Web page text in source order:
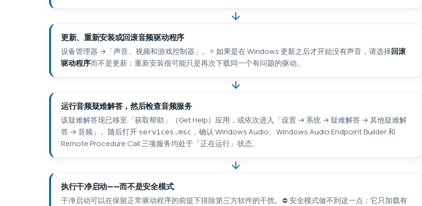
更新、重新安装或回滚音频驱动程序
设备管理器 →「声音、视频和游戏控制器」。⭐ 如果是在 Windows 更新之后才开始没有声音，请选择回滚
驱动程序而不是更新：重新安装很可能只是再次下载同一个有问题的驱动。
运行音频疑难解答，然后检查音频服务
该疑难解答现已移至「获取帮助」（Get Help）应用，或依次进入「设置 → 系统 → 疑难解答 → 其他疑难解
答 → 音频」。随后打开 services.msc ，确认 Windows Audio、Windows Audio Endpoint Builder 和
Remote Procedure Call 三项服务均处于「正在运行」状态。
执行干净启动——而不是安全模式
干净启动可以在保留正常驱动程序的前提下排除第三方软件的干扰。⛔ 安全模式做不到这一点：它只加载有